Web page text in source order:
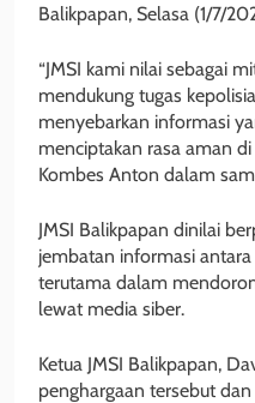
Balikpapan, Selasa (1/7/
“JMSI kami nilai sebagai
mendukung tugas
menyebarkan informasi
menciptakan rasa aman
Kombes Anton dalam
JMSI Balikpapan dinilai
jembatan informasi
terutama dalam
lewat media siber.
Ketua JMSI Balikpapan,
penghargaan tersebut